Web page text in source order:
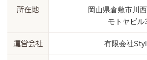
所在地
岡山県倉敷市川
モトヤビル
運営会社 有限会社